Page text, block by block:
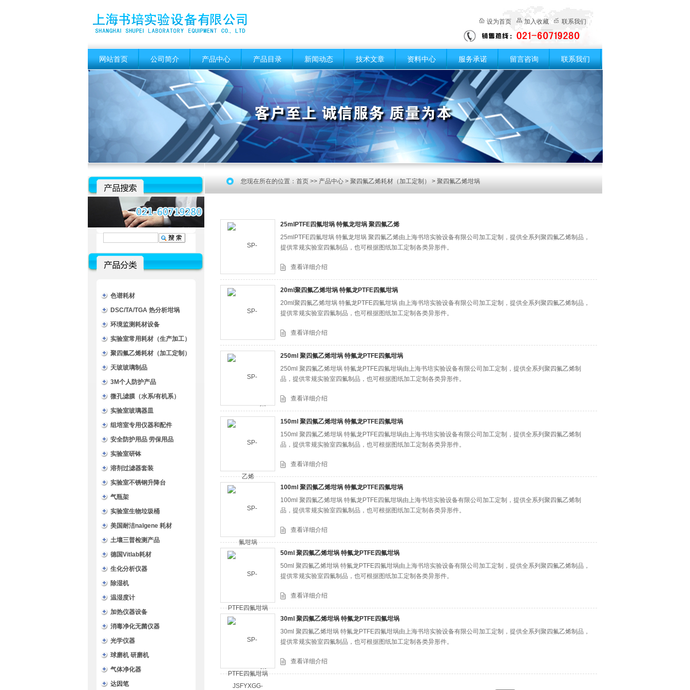
设为首页 加入收藏 联系我们
网站首页 公司简介 产品中心 产品目录 新闻动态 技术文章 资料中心 服务承诺 留言咨询 联系我们
色谱耗材
DSC/TA/TGA 热分析坩埚
环境监测耗材设备
实验室常用耗材（生产加工）
聚四氟乙烯耗材（加工定制）
天玻玻璃制品
3M个人防护产品
微孔滤膜（水系/有机系）
实验室玻璃器皿
组培室专用仪器和配件
安全防护用品 劳保用品
实验室研钵
溶剂过滤器套装
实验室不锈钢升降台
气瓶架
实验室生物垃圾桶
美国耐洁nalgene 耗材
土壤三普检测产品
德国Vitlab耗材
生化分析仪器
除湿机
温湿度计
加热仪器设备
消毒净化无菌仪器
光学仪器
球磨机 研磨机
气体净化器
达因笔
您现在所在的位置： 首页 >> 产品中心 > 聚四氟乙烯耗材（加工定制） > 聚四氟乙烯坩埚
25mlPTFE四氟坩埚 特氟龙坩埚 聚四氟乙烯
25mlPTFE四氟坩埚 特氟龙坩埚 聚四氟乙烯由上海书培实验设备有限公司加工定制，提供全系列聚四氟乙烯制品，
提供常规实验室四氟制品，也可根据图纸加工定制各类异形件。
查看详细介绍
20ml聚四氟乙烯坩埚 特氟龙PTFE四氟坩埚
20ml聚四氟乙烯坩埚 特氟龙PTFE四氟坩埚 由上海书培实验设备有限公司加工定制，提供全系列聚四氟乙烯制品，
提供常规实验室四氟制品，也可根据图纸加工定制各类异形件。
查看详细介绍
250ml 聚四氟乙烯坩埚 特氟龙PTFE四氟坩埚
250ml 聚四氟乙烯坩埚 特氟龙PTFE四氟坩埚由上海书培实验设备有限公司加工定制，提供全系列聚四氟乙烯制
品，提供常规实验室四氟制品，也可根据图纸加工定制各类异形件。
查看详细介绍
150ml 聚四氟乙烯坩埚 特氟龙PTFE四氟坩埚
150ml 聚四氟乙烯坩埚 特氟龙PTFE四氟坩埚由上海书培实验设备有限公司加工定制，提供全系列聚四氟乙烯制
品，提供常规实验室四氟制品，也可根据图纸加工定制各类异形件。
查看详细介绍
100ml 聚四氟乙烯坩埚 特氟龙PTFE四氟坩埚
100ml 聚四氟乙烯坩埚 特氟龙PTFE四氟坩埚由上海书培实验设备有限公司加工定制，提供全系列聚四氟乙烯制
品，提供常规实验室四氟制品，也可根据图纸加工定制各类异形件。
查看详细介绍
50ml 聚四氟乙烯坩埚 特氟龙PTFE四氟坩埚
50ml 聚四氟乙烯坩埚 特氟龙PTFE四氟坩埚由上海书培实验设备有限公司加工定制，提供全系列聚四氟乙烯制品，
提供常规实验室四氟制品，也可根据图纸加工定制各类异形件。
查看详细介绍
30ml 聚四氟乙烯坩埚 特氟龙PTFE四氟坩埚
30ml 聚四氟乙烯坩埚 特氟龙PTFE四氟坩埚由上海书培实验设备有限公司加工定制，提供全系列聚四氟乙烯制品，
提供常规实验室四氟制品，也可根据图纸加工定制各类异形件。
查看详细介绍